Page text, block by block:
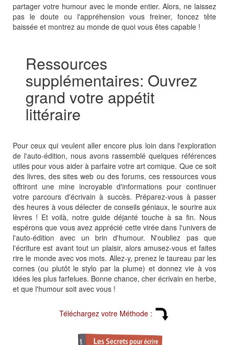
partager votre humour avec le monde entier. Alors, ne laissez
pas le doute ou l'appréhension vous freiner, foncez tête
baissée et montrez au monde de quoi vous êtes capable !
Ressources
supplémentaires: Ouvrez
grand votre appétit
littéraire
Pour ceux qui veulent aller encore plus loin dans l'exploration
de l'auto-édition, nous avons rassemblé quelques références
utiles pour vous aider à parfaire votre art comique. Que ce soit
des livres, des sites web ou des forums, ces ressources vous
offriront une mine incroyable d'informations pour continuer
votre parcours d'écrivain à succès. Préparez-vous à passer
des heures à vous délecter de conseils géniaux, le sourire aux
lèvres ! Et voilà, notre guide déjanté touche à sa fin. Nous
espérons que vous avez apprécié cette virée dans l'univers de
l'auto-édition avec un brin d'humour. N'oubliez pas que
l'écriture est avant tout un plaisir, alors amusez-vous et faites
rire le monde avec vos mots. Allez-y, prenez le taureau par les
cornes (ou plutôt le stylo par la plume) et donnez vie à vos
idées les plus farfelues. Bonne chance, cher écrivain en herbe,
et que l'humour soit avec vous !
Téléchargez votre Méthode :